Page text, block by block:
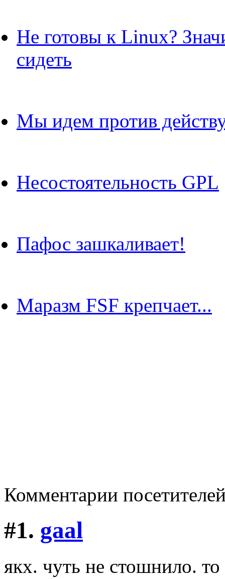
Не готовы к Linux?
сидеть
Мы идем против
Несостоятельность GPL
Пафос зашкаливает!
Маразм FSF крепчает...
Комментарии
#1. gaal
якх. чуть не стошнило.